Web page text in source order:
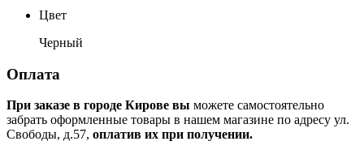
Цвет
Черный
Оплата
При заказе в городе Кирове вы можете самостоятельно
забрать оформленные товары в нашем магазине по адресу ул.
Свободы, д.57, оплатив их при получении.